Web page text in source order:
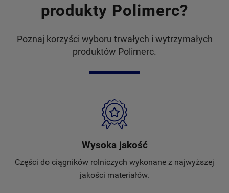
produkty Polimerc?
Poznaj korzyści wyboru trwałych i wytrzymałych
produktów Polimerc.
Wysoka jakość
Części do ciągników rolniczych wykonane z najwyższej
jakości materiałów.